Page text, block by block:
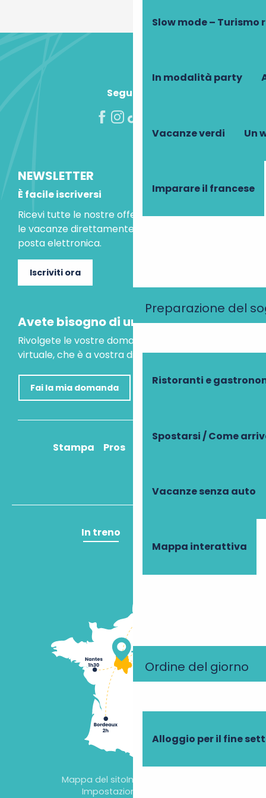
Slow mode – Turismo
In modalità party
Vacanze verdi Un
Imparare il francese
Preparazione del
Ristoranti e
Spostarsi / Come
Vacanze senza auto
Mappa interattiva
Ordine del giorno
Alloggio per il fine
Seguiteci!
NEWSLETTER
È facile iscriversi
Ricevi tutte le nostre offerte speciali e le idee per
le vacanze direttamente nella tua casella di
posta elettronica.
Iscriviti ora
Avete bisogno di un consiglio?
Rivolgete le vostre domande al nostro assistente
virtuale, che è a vostra disposizione per aiutarvi.
Fai la mia domanda
Stampa Pros
In treno
Mappa del sitoInformazioni legali
Impostazioni dei cookie